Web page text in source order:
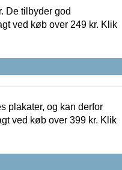
De tilbyder god
ved køb over 249 kr. Klik
plakater, og kan derfor
ved køb over 399 kr. Klik